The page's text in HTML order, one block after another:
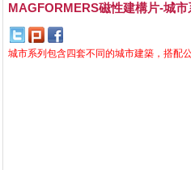
MAGFORMERS磁性建構片-城市
城市系列包含四套不同的城市建築，搭配